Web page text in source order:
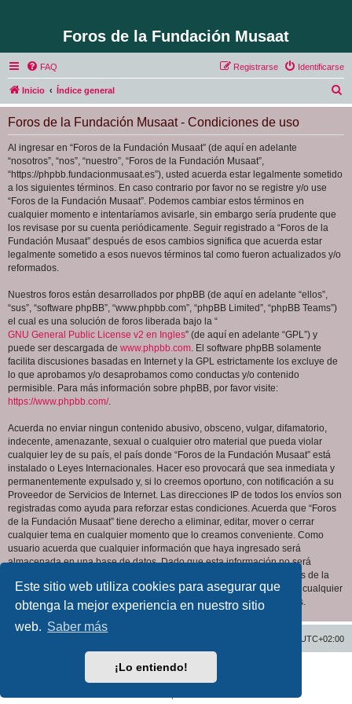
Este sitio web utiliza cookies para asegurar que
obtenga la mejor experiencia en nuestro sitio
web. Saber más
¡Lo entiendo!
Foros de la Fundación Musaat
FAQ Identificarse
Registrarse
Inicio Índice general
u
Foros de la Fundación Musaat - Condiciones de uso
Al ingresar en “Foros de la Fundación Musaat” (de aquí en adelante
“nosotros”, “nos”, “nuestro”, “Foros de la Fundación Musaat”,
“https://phpbb.fundacionmusaat.es”), usted acuerda estar legalmente sometido
a los siguientes términos. En caso contrario por favor no se registre y/o use
“Foros de la Fundación Musaat”. Podemos cambiar estos términos en
cualquier momento e intentaríamos avisarle, sin embargo sería prudente que
los revisase por su cuenta periódicamente. Seguir registrado a “Foros de la
Fundación Musaat” después de esos cambios significa que acuerda estar
legalmente sometido a esos nuevos términos tal como fueron actualizados y/o
reformados.
Nuestros foros están desarrollados por phpBB (de aquí en adelante “ellos”,
“sus”, “software phpBB”, “www.phpbb.com”, “phpBB Limited”, “phpBB Teams”)
el cual es una solución de foros liberada bajo la “
GNU General Public License v2 en Ingles” (de aquí en adelante “GPL”) y
puede ser descargada de www.phpbb.com. El software phpBB solamente
facilita discusiones basadas en Internet y la GPL estrictamente los excluye de
lo que aprobamos y/o desaprobamos como conductas y/o contenido
permisible. Para más información sobre phpBB, por favor visite:
https://www.phpbb.com/.
Acuerda no enviar ningun contenido abusivo, obsceno, vulgar, difamatorio,
indecente, amenazante, sexual o cualquier otro material que pueda violar
cualquier ley de su país, el país donde “Foros de la Fundación Musaat” está
instalado o Leyes Internacionales. Hacer eso provocará que sea inmediata y
permanentemente expulsado y, si lo creemos oportuno, con notificación a su
Proveedor de Servicios de Internet. Las direcciones IP de todos los envíos son
registradas como ayuda para reforzar estas condiciones. Acuerda que “Foros
de la Fundación Musaat” tiene derecho a eliminar, editar, mover o cerrar
cualquier tema en cualquier momento que lo creamos conveniente. Como
usuario acuerda que cualquier información que haya ingresado será
almacenada en una base de datos. Dado que esta información no será
compartida con ninguna tercera parte sin su consentimiento, ni “Foros de la
Fundación Musaat” ni phpBB podrán considerarse responsables por cualquier
intento de hacking que conlleve a que los datos sean comprometidos.
UTC+02:00
Desarrollado porphpBB® Forum Software © phpBB Limited
phpBB España